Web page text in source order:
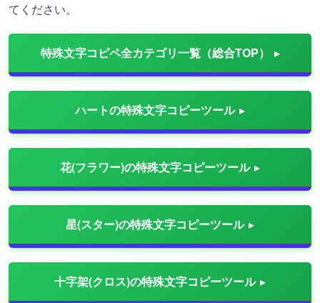
てください。
特殊文字コピペ全カテゴリ一覧（総合TOP）
ハートの特殊文字コピーツール
花(フラワー)の特殊文字コピーツール
星(スター)の特殊文字コピーツール
十字架(クロス)の特殊文字コピーツール